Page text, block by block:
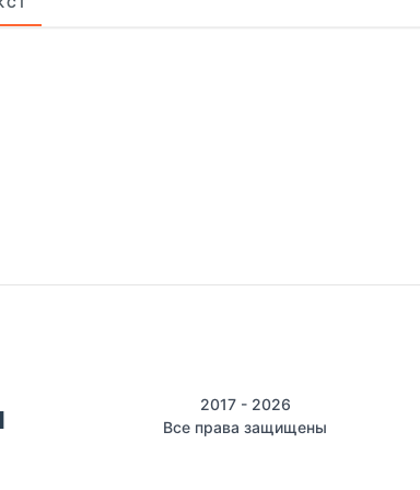
2017 - 2026
Все права защищены